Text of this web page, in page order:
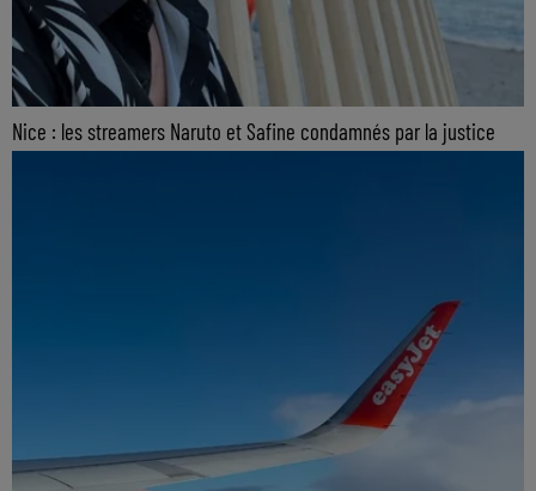
Nice : les streamers Naruto et Safine condamnés par la justice